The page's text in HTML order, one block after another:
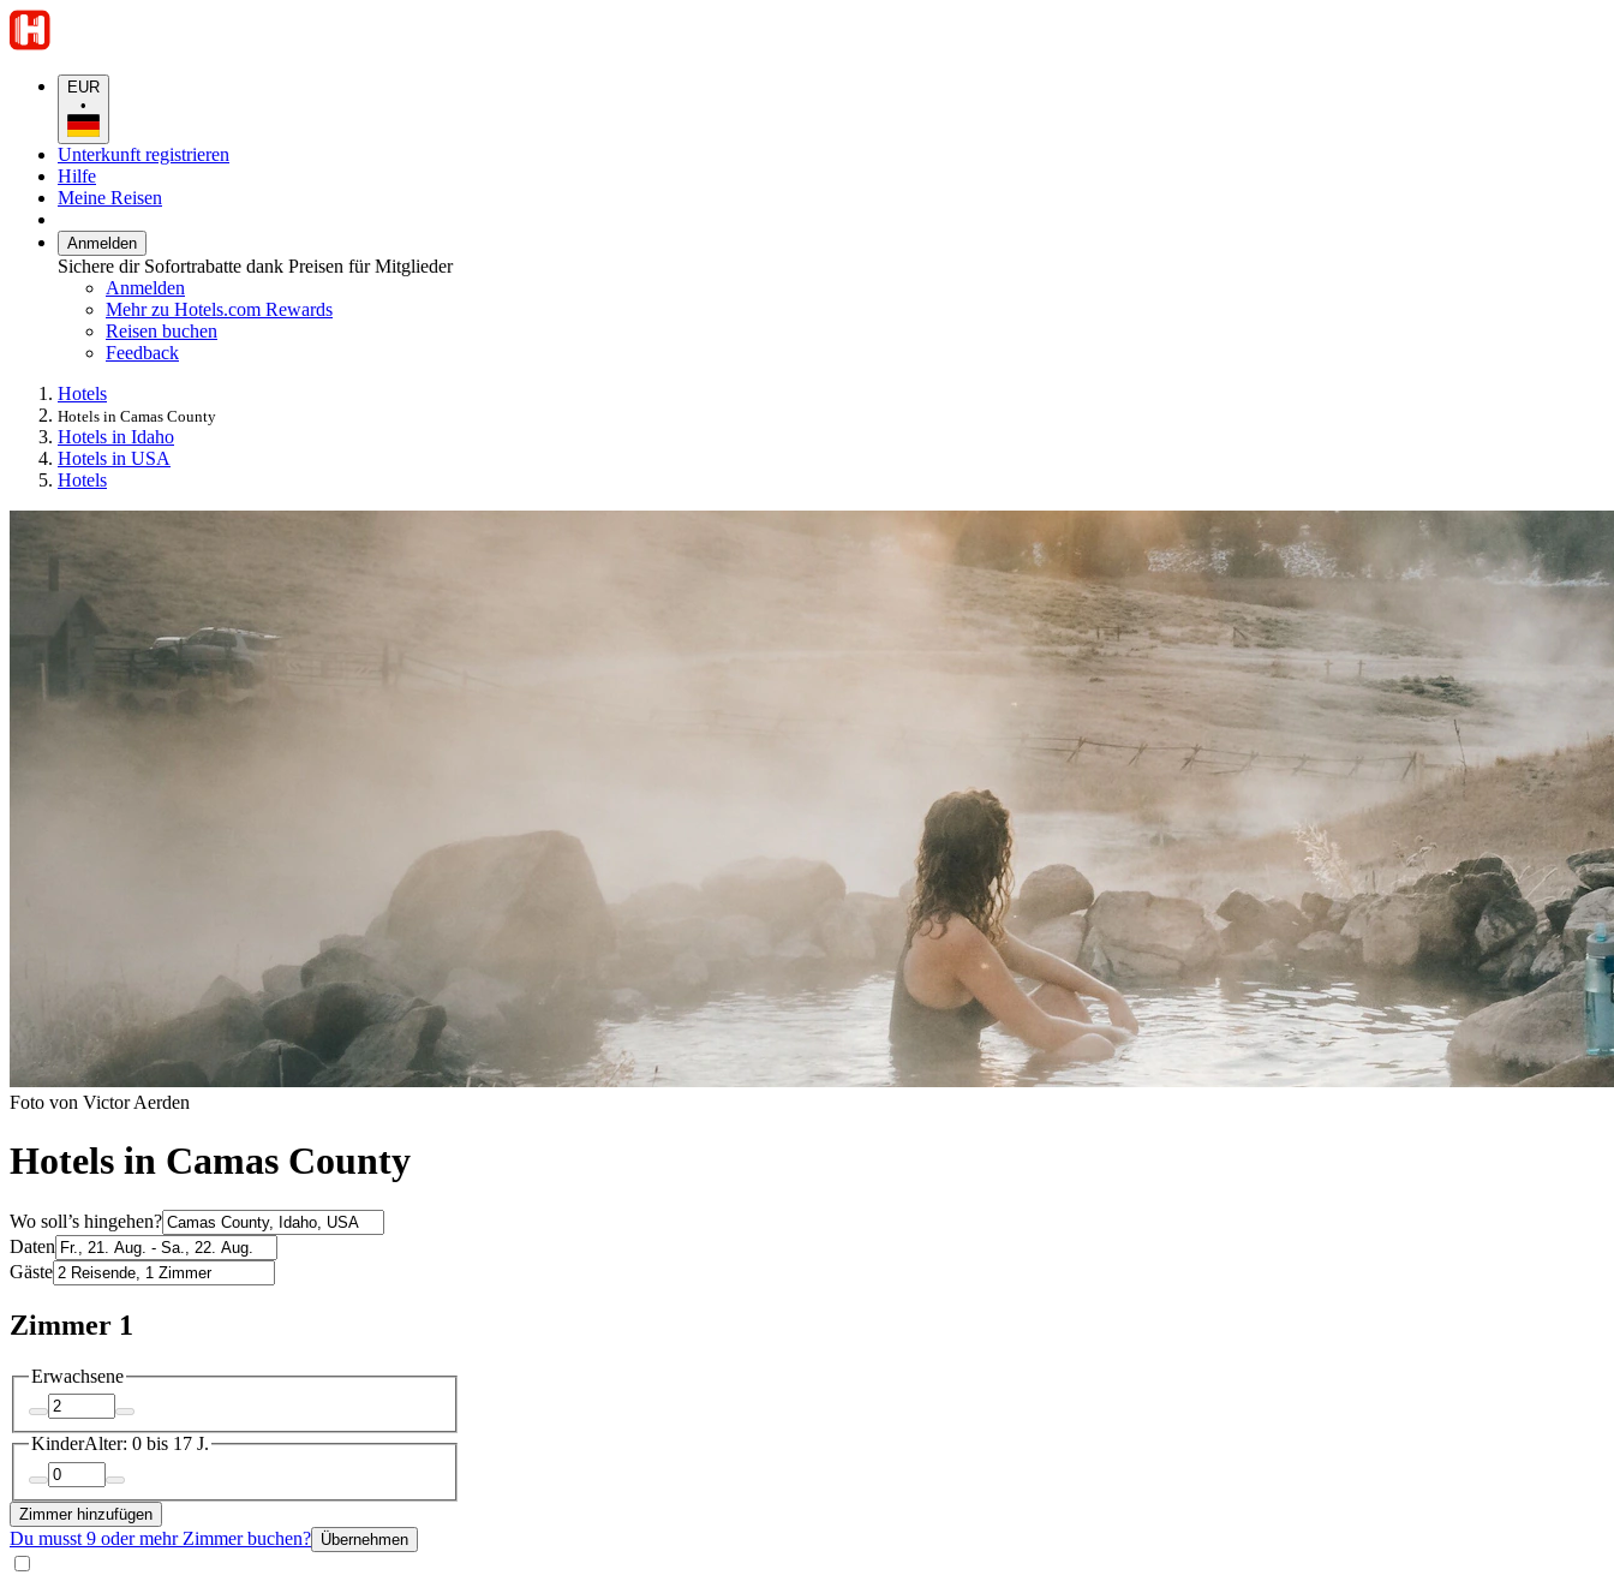
EUR
•
Unterkunft registrieren
Hilfe
Meine Reisen
Anmelden
Sichere dir Sofortrabatte dank Preisen für Mitglieder
Anmelden
Mehr zu Hotels.com Rewards
Reisen buchen
Feedback
Hotels
Hotels in Camas County
Hotels in Idaho
Hotels in USA
Hotels
Foto von Victor Aerden
Hotels in Camas County
Wo soll’s hingehen?
Daten
Gäste
Zimmer 1
Erwachsene
KinderAlter: 0 bis 17 J.
Zimmer hinzufügen
Du musst 9 oder mehr Zimmer buchen? Übernehmen